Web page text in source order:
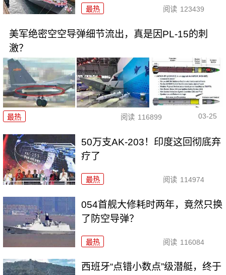
最热 阅读 123439
美军绝密空空导弹细节流出，真是因PL-15的刺
激？
最热 阅读 116899 03-25
50万支AK-203！印度这回彻底弃
疗了
最热 阅读 114974
054首舰大修耗时两年，竟然只换
了防空导弹？
最热 阅读 116084
西班牙“点错小数点”级潜艇，终于